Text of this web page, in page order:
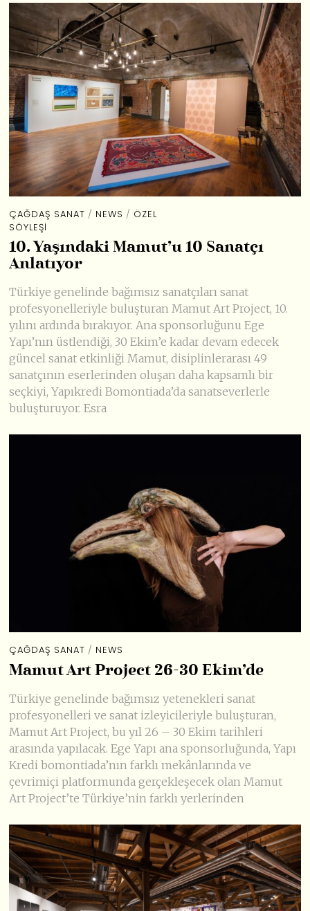
ÇAĞDAŞ SANAT / NEWS / ÖZEL
SÖYLEŞI
10. Yaşındaki Mamut’u 10 Sanatçı
Anlatıyor
Türkiye genelinde bağımsız sanatçıları sanat
profesyonelleriyle buluşturan Mamut Art Project, 10.
yılını ardında bırakıyor. Ana sponsorluğunu Ege
Yapı’nın üstlendiği, 30 Ekim’e kadar devam edecek
güncel sanat etkinliği Mamut, disiplinlerarası 49
sanatçının eserlerinden oluşan daha kapsamlı bir
seçkiyi, Yapıkredi Bomontiada’da sanatseverlerle
buluşturuyor. Esra
ÇAĞDAŞ SANAT / NEWS
Mamut Art Project 26-30 Ekim’de
Türkiye genelinde bağımsız yetenekleri sanat
profesyonelleri ve sanat izleyicileriyle buluşturan,
Mamut Art Project, bu yıl 26 – 30 Ekim tarihleri
arasında yapılacak. Ege Yapı ana sponsorluğunda, Yapı
Kredi bomontiada’nın farklı mekânlarında ve
çevrimiçi platformunda gerçekleşecek olan Mamut
Art Project’te Türkiye’nin farklı yerlerinden